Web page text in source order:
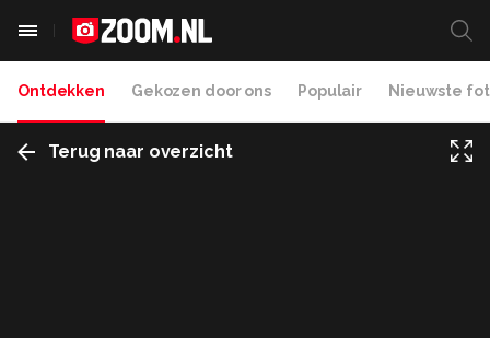
Ontdekken Gekozen door ons Populair Nieuwste
Terug naar overzicht